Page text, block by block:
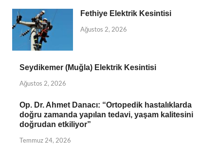
Fethiye Elektrik Kesintisi
Ağustos 2, 2026
Seydikemer (Muğla) Elektrik Kesintisi
Ağustos 2, 2026
Op. Dr. Ahmet Danacı: “Ortopedik hastalıklarda
doğru zamanda yapılan tedavi, yaşam kalitesini
doğrudan etkiliyor”
Temmuz 24, 2026